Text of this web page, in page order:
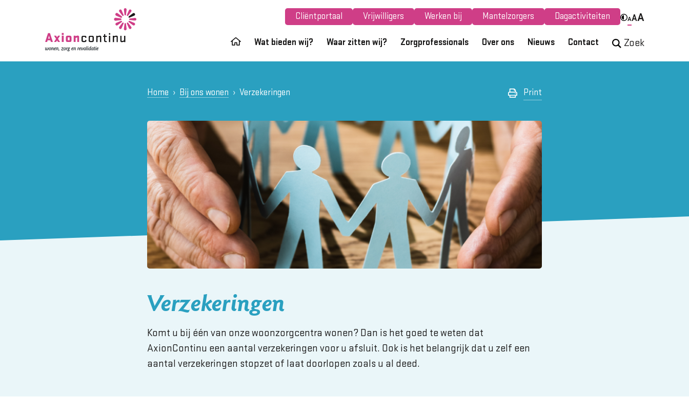
Cliëntportaal Vrijwilligers Werken bij Mantelzorgers Dagactiviteiten AAA
Wat bieden wij? Waar zitten wij? Zorgprofessionals Over ons Nieuws Contact Zoek
Home Bij ons wonen Verzekeringen Print
Verzekeringen
Komt u bij één van onze woonzorgcentra wonen? Dan is het goed te weten dat
AxionContinu een aantal verzekeringen voor u afsluit. Ook is het belangrijk dat u zelf een
aantal verzekeringen stopzet of laat doorlopen zoals u al deed.